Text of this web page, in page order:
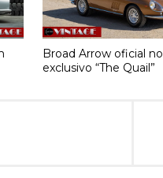
Broad Arrow oficial no
exclusivo “The Quail”